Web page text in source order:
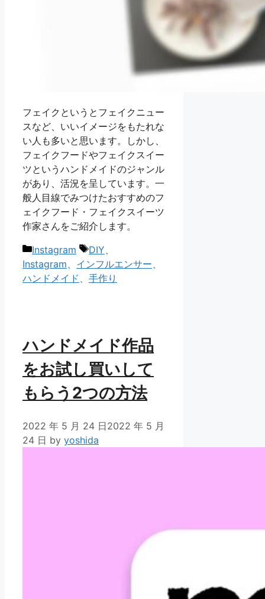
フェイクというとフェイクニュー
スなど、いいイメージをもたれな
い人も多いと思います。しかし、
フェイクフードやフェイクスイー
ツというハンドメイドのジャンル
があり、活況を呈しています。一
般人目線でみつけたおすすめのフ
ェイクフード・フェイクスイーツ
作家さんをご紹介します。
カ
テ
ゴ
Instagram
タ
グ
DIY、
Instagram、 インフルエンサー、
ハンドメイド 、 手作り
ハンドメイド作品
をお試し買いして
もらう2つの方法
2022 年 5 月 24 日2022 年 5 月
24 日 by yoshida